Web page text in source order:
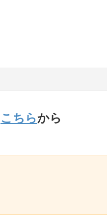
こちらから